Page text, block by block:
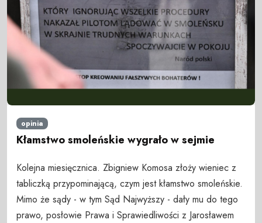
opinia
Kłamstwo smoleńskie wygrało w sejmie
Kolejna miesięcznica. Zbigniew Komosa złoży wieniec z
tabliczką przypominającą, czym jest kłamstwo smoleńskie.
Mimo że sądy - w tym Sąd Najwyższy - dały mu do tego
prawo, posłowie Prawa i Sprawiedliwości z Jarosławem